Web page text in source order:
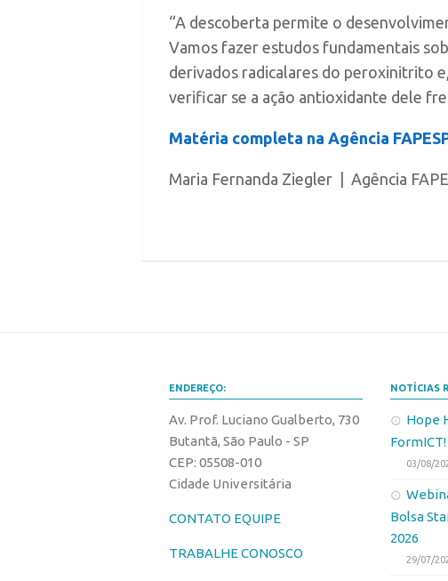
“A descoberta permite o
Vamos fazer estudos fundamentais
derivados radicalares do peroxinitrito
verificar se a ação antioxidante dele
Matéria completa na Agência FAPESP
Maria Fernanda Ziegler | Agência
ENDEREÇO:
Av. Prof. Luciano Gualberto, 730
Butantã, São Paulo - SP
CEP: 05508-010
Cidade Universitária
CONTATO EQUIPE
TRABALHE CONOSCO
NOTÍCIAS
Hope
FormICT!
03/08/
Bolsa
2026
29/07/